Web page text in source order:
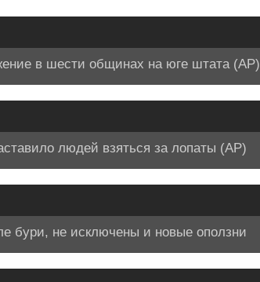
в шести общинах на юге штата (AP)
людей взяться за лопаты (АР)
бури, не исключены и новые оползни